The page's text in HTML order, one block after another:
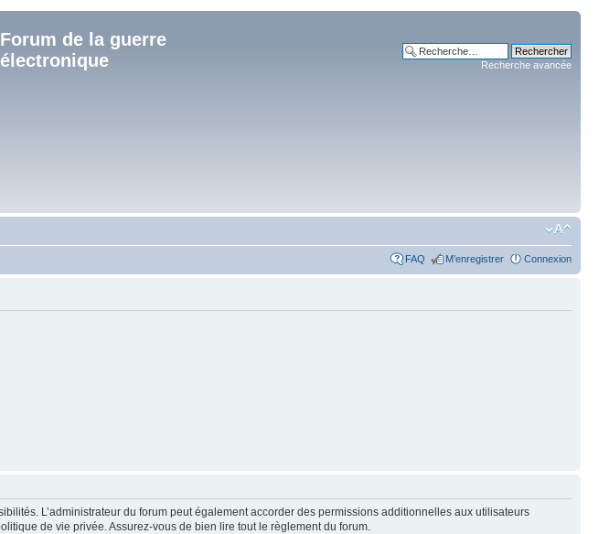
Forum de la guerre
électronique
Recherche avancée
FAQ M’enregistrer Connexion
L’administrateur du forum peut également accorder des permissions additionnelles aux utilisateurs
de vie privée. Assurez-vous de bien lire tout le règlement du forum.